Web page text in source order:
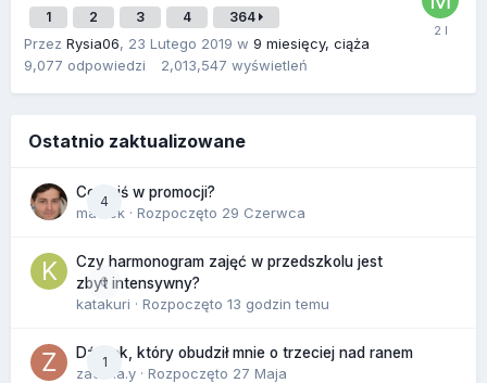
1 2 3 4 364
Przez Rysia06, 23 Lutego 2019 w 9 miesięcy, ciąża
9,077 odpowiedzi 2,013,547 wyświetleń
Ostatnio zaktualizowane
4
Co dziś w promocji?
maciek · Rozpoczęto 29 Czerwca
0
Czy harmonogram zajęć w przedszkolu jest
zbyt intensywny?
katakuri · Rozpoczęto 13 godzin temu
1
Dźwięk, który obudził mnie o trzeciej nad ranem
zackr.a.y · Rozpoczęto 27 Maja